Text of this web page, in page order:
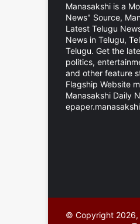
Manasakshi is a
News" Source,
Latest Telugu
News in Telugu,
Telugu. Get the
politics,
and other feature
Flagship Website
Manasakshi Daily
© Copyright 2026,